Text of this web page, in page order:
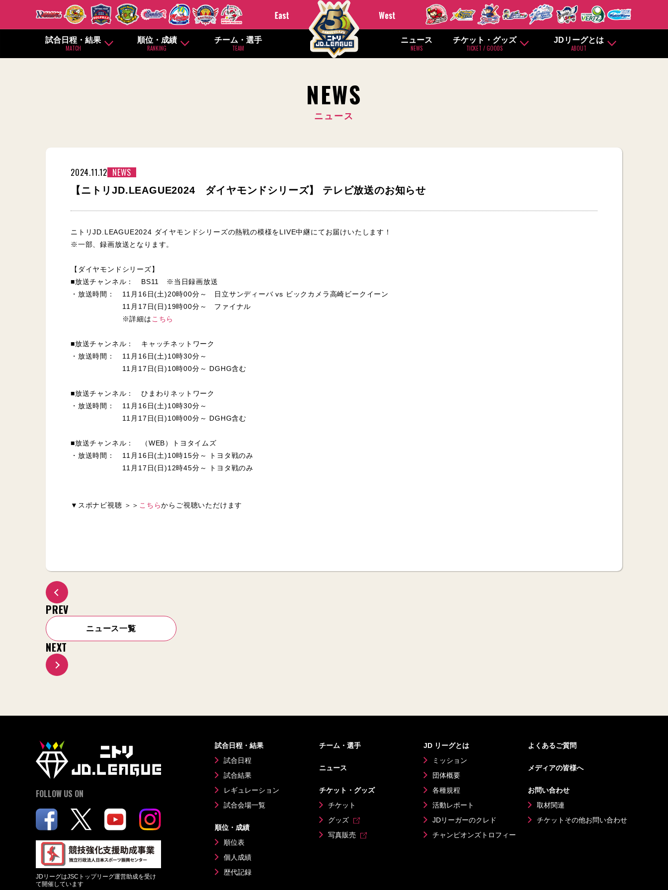
試合日程・結果
MATCH
順位・成績
RANKING
チーム・選手
TEAM
ニュース
NEWS
チケット・グッズ
TICKET / GOODS
JDリーグとは
ABOUT
NEWS
ニュース
2024.11.12 NEWS
【ニトリJD.LEAGUE2024 ダイヤモンドシリーズ】 テレビ放送のお知らせ
ニトリJD.LEAGUE2024 ダイヤモンドシリーズの熱戦の模様をLIVE中継にてお届けいたします！
※一部、録画放送となります。
【ダイヤモンドシリーズ】
■放送チャンネル： BS11 ※当日録画放送
・放送時間： 11月16日(土)20時00分～ 日立サンディーバ vs ビックカメラ高崎ビークイーン
11月17日(日)19時00分～ ファイナル
※詳細は こちら
■放送チャンネル： キャッチネットワーク
・放送時間： 11月16日(土)10時30分～
11月17日(日)10時00分～ DGHG含む
■放送チャンネル： ひまわりネットワーク
・放送時間： 11月16日(土)10時30分～
11月17日(日)10時00分～ DGHG含む
■放送チャンネル： （WEB）トヨタイムズ
・放送時間： 11月16日(土)10時15分～ トヨタ戦のみ
11月17日(日)12時45分～ トヨタ戦のみ
▼スポナビ視聴 ＞＞ こちらからご視聴いただけます
PREV
ニュース一覧
NEXT
試合日程・結果
試合日程
試合結果
レギュレーション
試合会場一覧
順位・成績
順位表
個人成績
歴代記録
チーム・選手
ニュース
チケット・グッズ
チケット
グッズ
写真販売
JD リーグとは
ミッション
団体概要
各種規程
活動レポート
JDリーガーのクレド
チャンピオンズ トロフィー
よくあるご質問
メディアの皆様へ
お問い合わせ
取材関連
チケットその他お問い合わせ
FOLLOW US ON
JDリーグはJSCトップリーグ運営助成を受け
て開催しています